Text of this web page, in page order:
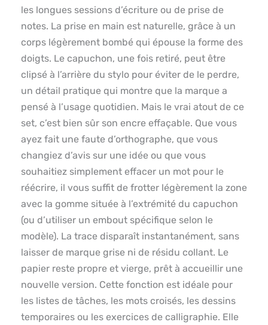
les longues sessions d’écriture ou de prise de
notes. La prise en main est naturelle, grâce à un
corps légèrement bombé qui épouse la forme des
doigts. Le capuchon, une fois retiré, peut être
clipsé à l’arrière du stylo pour éviter de le perdre,
un détail pratique qui montre que la marque a
pensé à l’usage quotidien. Mais le vrai atout de ce
set, c’est bien sûr son encre effaçable. Que vous
ayez fait une faute d’orthographe, que vous
changiez d’avis sur une idée ou que vous
souhaitiez simplement effacer un mot pour le
réécrire, il vous suffit de frotter légèrement la zone
avec la gomme située à l’extrémité du capuchon
(ou d’utiliser un embout spécifique selon le
modèle). La trace disparaît instantanément, sans
laisser de marque grise ni de résidu collant. Le
papier reste propre et vierge, prêt à accueillir une
nouvelle version. Cette fonction est idéale pour
les listes de tâches, les mots croisés, les dessins
temporaires ou les exercices de calligraphie. Elle